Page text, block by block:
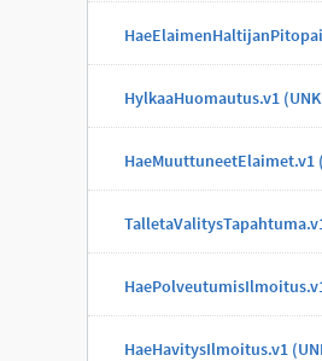
HylkaaHuomautus.v1
HaeHavitysIlmoitus.v1